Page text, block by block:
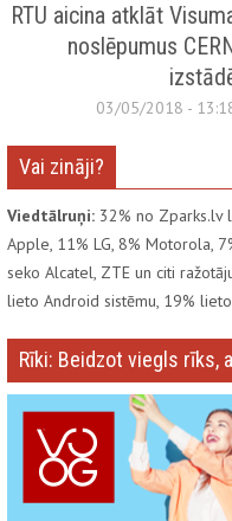
RTU aicina atklāt
noslēpumus
03/05/2018 -
Vai zināji?
Viedtālruņi: 32% no Zparks.lv
Apple, 11% LG, 8% Motorola,
seko Alcatel, ZTE un citi
lieto Android sistēmu, 19%
Rīki: Beidzot viegls rīks,